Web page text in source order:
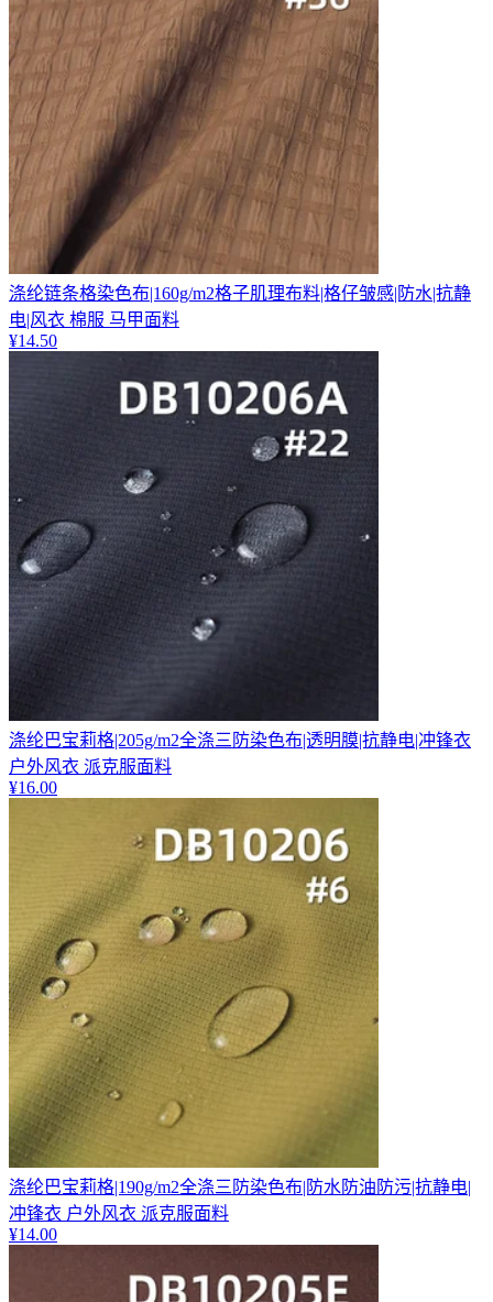
涤纶链条格染色布|160g/m2格子肌理布料|格仔皱感|防水|抗静
电|风衣 棉服 马甲面料
¥14.50
涤纶巴宝莉格|205g/m2全涤三防染色布|透明膜|抗静电|冲锋衣
户外风衣 派克服面料
¥16.00
涤纶巴宝莉格|190g/m2全涤三防染色布|防水防油防污|抗静电|
冲锋衣 户外风衣 派克服面料
¥14.00